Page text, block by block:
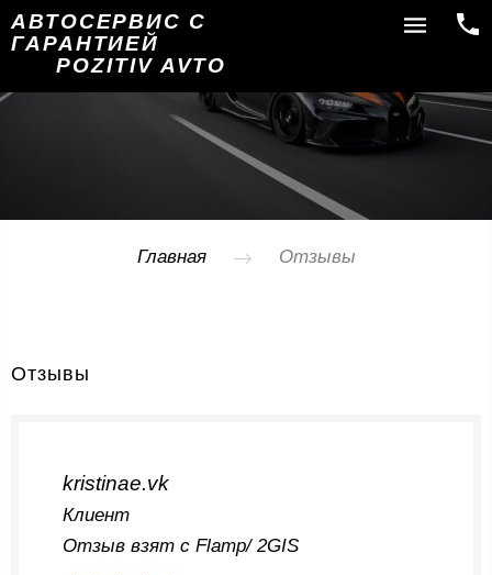
АВТОСЕРВИС С
ГАРАНТИЕЙ
POZITIV AVTO
Главная Отзывы
Отзывы
kristinae.vk
Клиент
Отзыв взят с Flamp/ 2GIS